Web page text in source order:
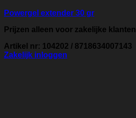
Powergel extender 30 gr
Prijzen alleen voor zakelijke klanten
Artikel nr: 104202 / 8718634007143
Zakelijk inloggen